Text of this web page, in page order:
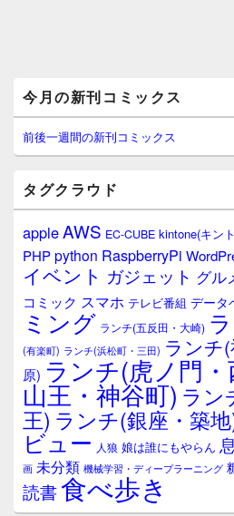
イ
ン
サ
イ
ウ
ィ
ジ
ェ
ア
今月の新刊コミックス
前後一週間の新刊コミックス
タグクラウド
appleAWS EC-CUBE kintone(キン
PHPpython RaspberryPi
イベント ガジェット グル
コミック スマホ テレビ番組 データ
ミング ランチ(五反田・大崎)
(有楽町) ランチ(浜松町・三田) ランチ
原) ランチ(虎ノ門
山王・神谷町) ラン
王) ランチ(銀座・築
ビュー 人狼 娘は誰にもやらん
画 未分類 機械学習・ディープラーニング
読書食べ歩き